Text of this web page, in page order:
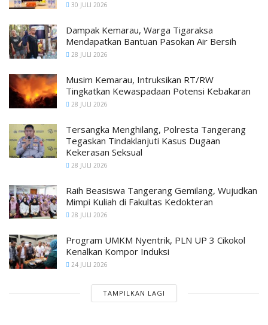
30 JULI 2026
Dampak Kemarau, Warga Tigaraksa
Mendapatkan Bantuan Pasokan Air Bersih
28 JULI 2026
Musim Kemarau, Intruksikan RT/RW
Tingkatkan Kewaspadaan Potensi Kebakaran
28 JULI 2026
Tersangka Menghilang, Polresta Tangerang
Tegaskan Tindaklanjuti Kasus Dugaan
Kekerasan Seksual
28 JULI 2026
Raih Beasiswa Tangerang Gemilang, Wujudkan
Mimpi Kuliah di Fakultas Kedokteran
28 JULI 2026
Program UMKM Nyentrik, PLN UP 3 Cikokol
Kenalkan Kompor Induksi
24 JULI 2026
TAMPILKAN LAGI